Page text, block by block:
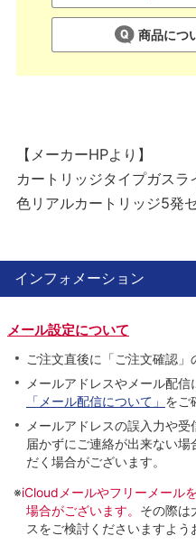
商品につ
【メーカーHPより】
カートリッジタイプガス
色リアルカートリッジ5発
インフォメーション
メール設定について
ご注文直後に「ご注文確認」
メールアドレスやメール配
「メール配信について」 をご
メールアドレスの誤入力や
届かずにご連絡が出来ない
だく場合がございます。
※iCloudメールやフリーメール
場合がございます。 その際は
スをご検討くださいますよう